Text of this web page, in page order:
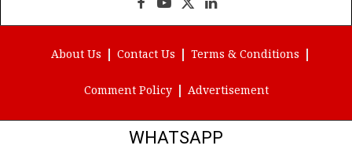
Facebook
YouTube
X
(Twitter)
LinkedIn
About Us Contact Us Terms & Conditions
Comment Policy Advertisement
WHATSAPP